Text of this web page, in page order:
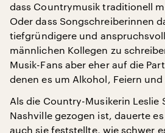
dass Countrymusik traditionell
Oder dass Songschreiberinnen
tiefgründigere und
männlichen Kollegen zu
Musik-Fans aber eher auf die
denen es um Alkohol, Feiern
Als die Country-Musikerin Leslie
Nashville gezogen ist, dauerte
auch sie feststellte, wie schwer